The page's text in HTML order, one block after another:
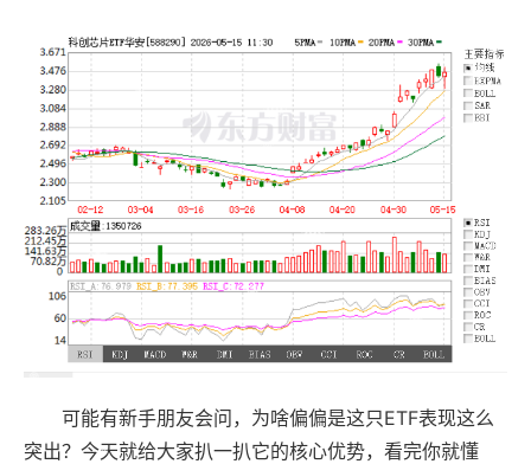
可能有新手朋友会问，为啥偏偏是这只ETF表现这么
突出？今天就给大家扒一扒它的核心优势，看完你就懂